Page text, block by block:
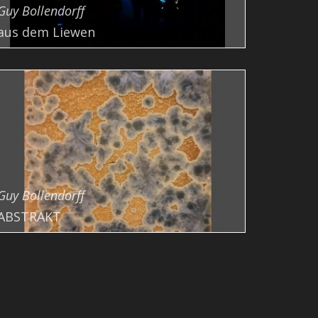
Bollendorff
dem Liewen
Bollendorff